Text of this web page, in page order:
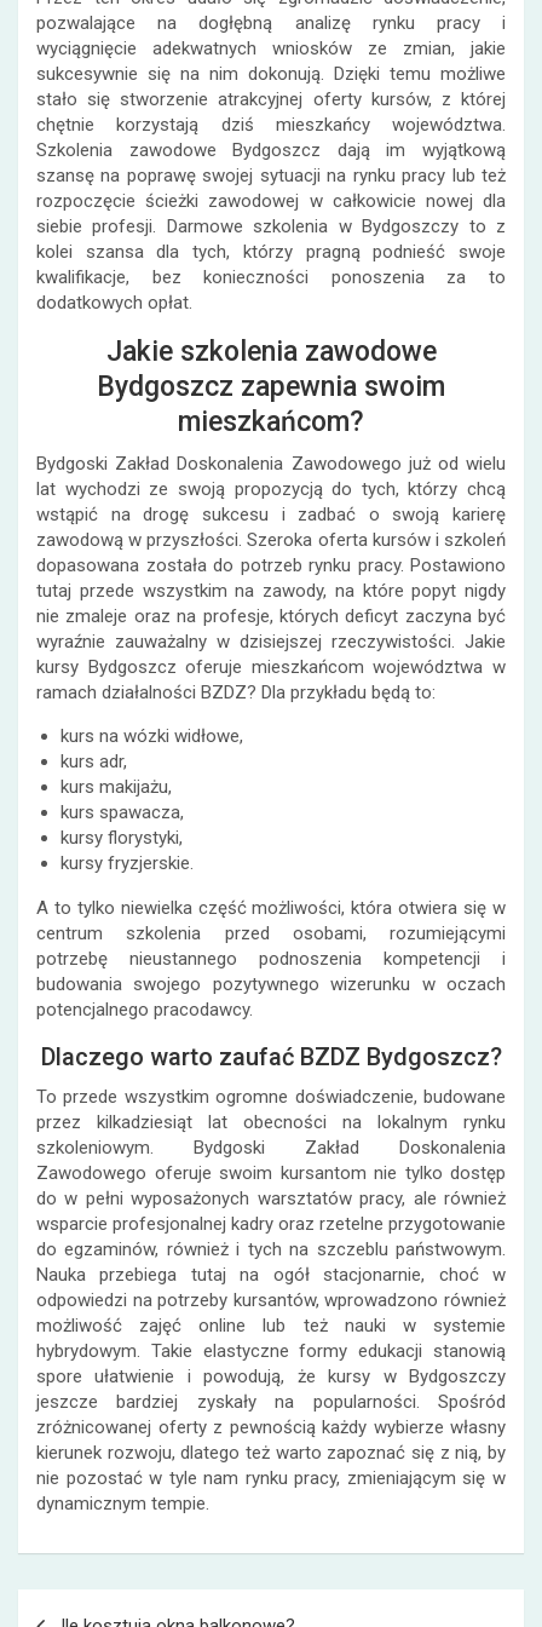
pozwalające na dogłębną analizę rynku pracy i
wyciągnięcie adekwatnych wniosków ze zmian, jakie
sukcesywnie się na nim dokonują. Dzięki temu możliwe
stało się stworzenie atrakcyjnej oferty kursów, z której
chętnie korzystają dziś mieszkańcy województwa.
Szkolenia zawodowe Bydgoszcz dają im wyjątkową
szansę na poprawę swojej sytuacji na rynku pracy lub też
rozpoczęcie ścieżki zawodowej w całkowicie nowej dla
siebie profesji. Darmowe szkolenia w Bydgoszczy to z
kolei szansa dla tych, którzy pragną podnieść swoje
kwalifikacje, bez konieczności ponoszenia za to
dodatkowych opłat.
Jakie szkolenia zawodowe
Bydgoszcz zapewnia swoim
mieszkańcom?
Bydgoski Zakład Doskonalenia Zawodowego już od wielu
lat wychodzi ze swoją propozycją do tych, którzy chcą
wstąpić na drogę sukcesu i zadbać o swoją karierę
zawodową w przyszłości. Szeroka oferta kursów i szkoleń
dopasowana została do potrzeb rynku pracy. Postawiono
tutaj przede wszystkim na zawody, na które popyt nigdy
nie zmaleje oraz na profesje, których deficyt zaczyna być
wyraźnie zauważalny w dzisiejszej rzeczywistości. Jakie
kursy Bydgoszcz oferuje mieszkańcom województwa w
ramach działalności BZDZ? Dla przykładu będą to:
kurs na wózki widłowe,
kurs adr,
kurs makijażu,
kurs spawacza,
kursy florystyki,
kursy fryzjerskie.
A to tylko niewielka część możliwości, która otwiera się w
centrum szkolenia przed osobami, rozumiejącymi
potrzebę nieustannego podnoszenia kompetencji i
budowania swojego pozytywnego wizerunku w oczach
potencjalnego pracodawcy.
Dlaczego warto zaufać BZDZ Bydgoszcz?
To przede wszystkim ogromne doświadczenie, budowane
przez kilkadziesiąt lat obecności na lokalnym rynku
szkoleniowym. Bydgoski Zakład Doskonalenia
Zawodowego oferuje swoim kursantom nie tylko dostęp
do w pełni wyposażonych warsztatów pracy, ale również
wsparcie profesjonalnej kadry oraz rzetelne przygotowanie
do egzaminów, również i tych na szczeblu państwowym.
Nauka przebiega tutaj na ogół stacjonarnie, choć w
odpowiedzi na potrzeby kursantów, wprowadzono również
możliwość zajęć online lub też nauki w systemie
hybrydowym. Takie elastyczne formy edukacji stanowią
spore ułatwienie i powodują, że kursy w Bydgoszczy
jeszcze bardziej zyskały na popularności. Spośród
zróżnicowanej oferty z pewnością każdy wybierze własny
kierunek rozwoju, dlatego też warto zapoznać się z nią, by
nie pozostać w tyle nam rynku pracy, zmieniającym się w
dynamicznym tempie.